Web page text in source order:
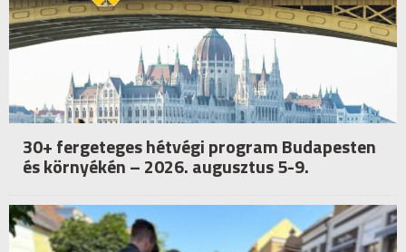
30+ fergeteges hétvégi program Budapesten
és környékén – 2026. augusztus 5-9.